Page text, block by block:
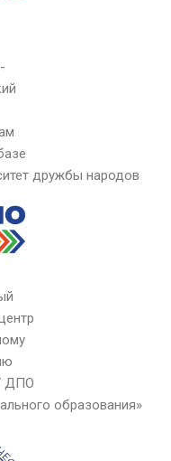
дружбы народов
ДПО
образования»